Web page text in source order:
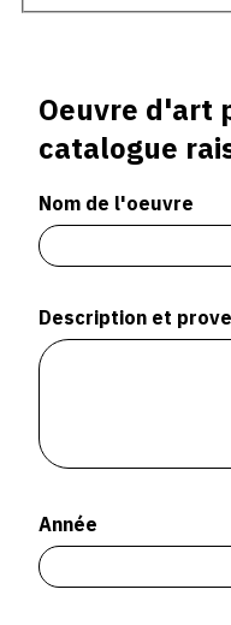
Oeuvre d'art
catalogue
Nom de l'oeuvre
Description et
Année